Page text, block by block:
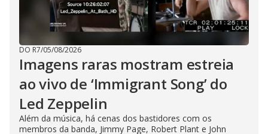
DO R7/05/08/2026
Imagens raras mostram estreia
ao vivo de ‘Immigrant Song’ do
Led Zeppelin
Além da música, há cenas dos bastidores com os
membros da banda, Jimmy Page, Robert Plant e John